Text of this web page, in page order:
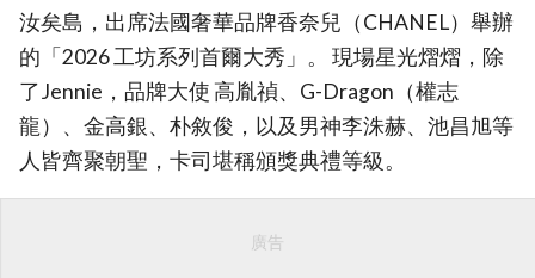
汝矣島，出席法國奢華品牌香奈兒（CHANEL）舉辦
的「2026 工坊系列首爾大秀」。 現場星光熠熠，除
了Jennie，品牌大使 高胤禎、G-Dragon（權志
龍）、金高銀、朴敘俊，以及男神李洙赫、池昌旭等
人皆齊聚朝聖，卡司堪稱頒獎典禮等級。
廣告